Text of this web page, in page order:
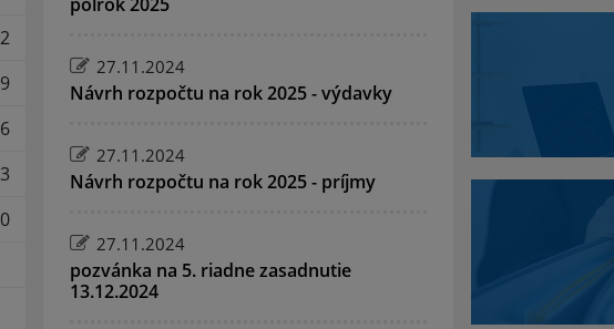
27.11.2024
Návrh rozpočtu na rok 2025 - výdavky
27.11.2024
Návrh rozpočtu na rok 2025 - príjmy
27.11.2024
pozvánka na 5. riadne zasadnutie
13.12.2024